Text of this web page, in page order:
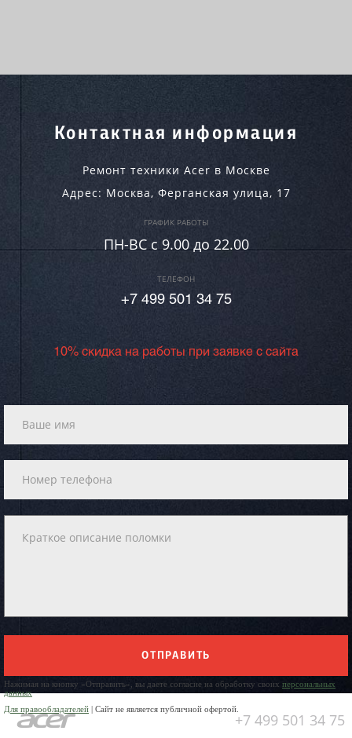
Контактная информация
Ремонт техники Acer в Москве
Адрес: Москва, Ферганская улица, 17
ГРАФИК РАБОТЫ
ПН-ВC c 9.00 до 22.00
ТЕЛЕФОН
+7 499 501 34 75
10% скидка на работы при заявке с сайта
ОТПРАВИТЬ
Нажимая на кнопку «Отправить», вы даете согласие на обработку своих персональных
данных
Для правообладателей | Сайт не является публичной офертой.
+7 499 501 34 75